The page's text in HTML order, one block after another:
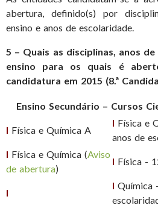
abertura, definido(s) por
ensino e anos de escolaridade.
5 – Quais as disciplinas, anos
ensino para os quais é
candidatura em 2015 (8.ª
Ensino Secundário – Cursos
l Física e Química A
l Física e
anos de
l Física e Química (Aviso
de abertura)
l Física -
l
l Química